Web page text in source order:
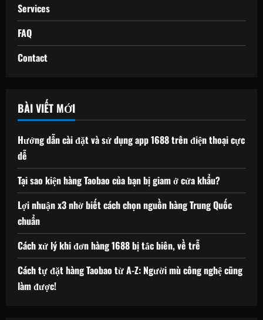
Services
FAQ
Contact
BÀI VIẾT MỚI
Hướng dẫn cài đặt và sử dụng app 1688 trên điện thoại cực
dễ
Tại sao kiện hàng Taobao của bạn bị giam ở cửa khẩu?
Lợi nhuận x3 nhờ biết cách chọn nguồn hàng Trung Quốc
chuẩn
Cách xử lý khi đơn hàng 1688 bị tắc biên, về trễ
Cách tự đặt hàng Taobao từ A-Z: Người mù công nghệ cũng
làm được!